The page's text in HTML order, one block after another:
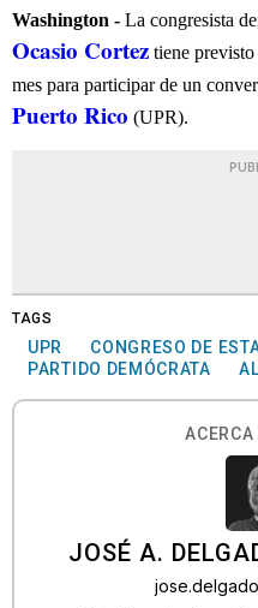
Washington - La congresista
Ocasio Cortez tiene
mes para participar de un
Puerto Rico (UPR).
TAGS
UPR
CONGRESO DE
PARTIDO DEMÓCRATA
ACERCA
JOSÉ A.